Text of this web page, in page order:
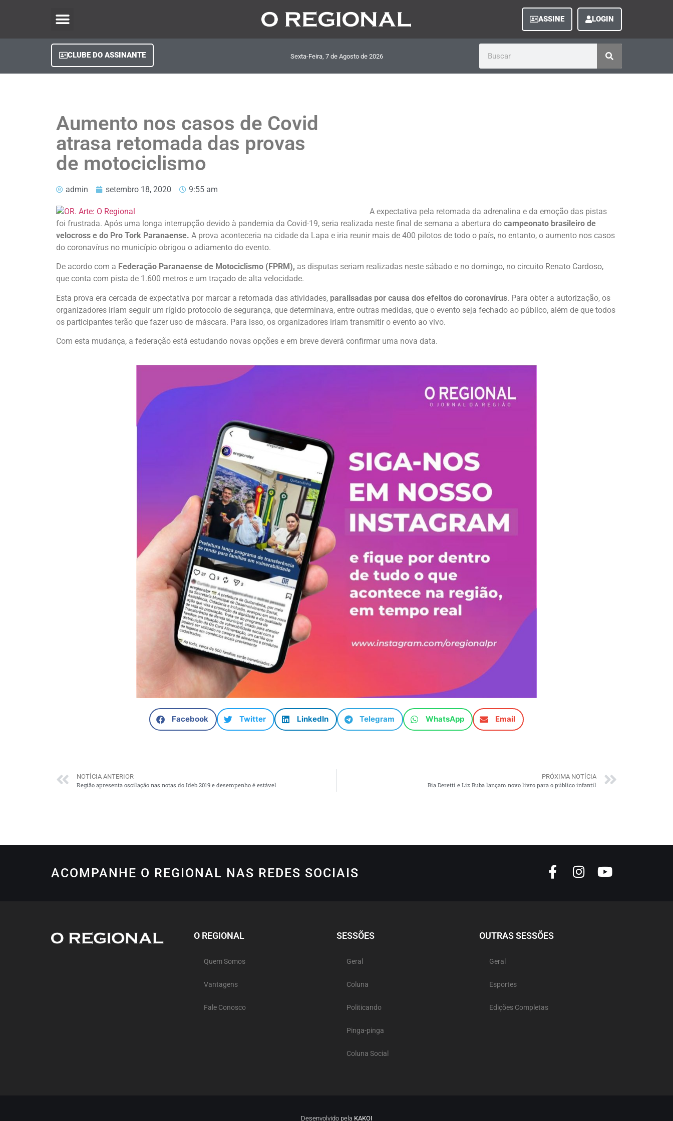
ASSINE LOGIN
CLUBE DO ASSINANTE Sexta-Feira, 7de Agostode 2026
Aumento nos casos de Covid
atrasa retomada das provas
de motociclismo
admin setembro 18, 2020 9:55 am
A expectativa pela retomada da adrenalina e da emoção das pistas
foi frustrada. Após uma longa interrupção devido à pandemia da Covid-19, seria realizada neste final de semana a abertura do campeonato brasileiro de
velocross e do Pro Tork Paranaense. A prova aconteceria na cidade da Lapa e iria reunir mais de 400 pilotos de todo o país, no entanto, o aumento nos casos
do coronavírus no município obrigou o adiamento do evento.
De acordo com a Federação Paranaense de Motociclismo (FPRM), as disputas seriam realizadas neste sábado e no domingo, no circuito Renato Cardoso,
que conta com pista de 1.600 metros e um traçado de alta velocidade.
Esta prova era cercada de expectativa por marcar a retomada das atividades, paralisadas por causa dos efeitos do coronavírus. Para obter a autorização, os
organizadores iriam seguir um rígido protocolo de segurança, que determinava, entre outras medidas, que o evento seja fechado ao público, além de que todos
os participantes terão que fazer uso de máscara. Para isso, os organizadores iriam transmitir o evento ao vivo.
Com esta mudança, a federação está estudando novas opções e em breve deverá confirmar uma nova data.
Facebook Twitter LinkedIn Telegram WhatsApp Email
NOTÍCIA ANTERIOR
Região apresenta oscilação nas notas do Ideb 2019 e desempenho é estável
PRÓXIMA NOTÍCIA
Bia Deretti e Liz Buba lançam novo livro para o público infantil
ACOMPANHE O REGIONAL NAS REDES SOCIAIS
O REGIONAL
Quem Somos
Vantagens
Fale Conosco
SESSÕES
Geral
Coluna
Politicando
Pinga-pinga
Coluna Social
OUTRAS SESSÕES
Geral
Esportes
Edições Completas
Desenvolvido pela KAKOI